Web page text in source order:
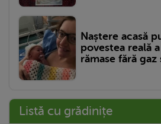
Naștere acasă
povestea reală
rămase fără
Listă cu grădinițe